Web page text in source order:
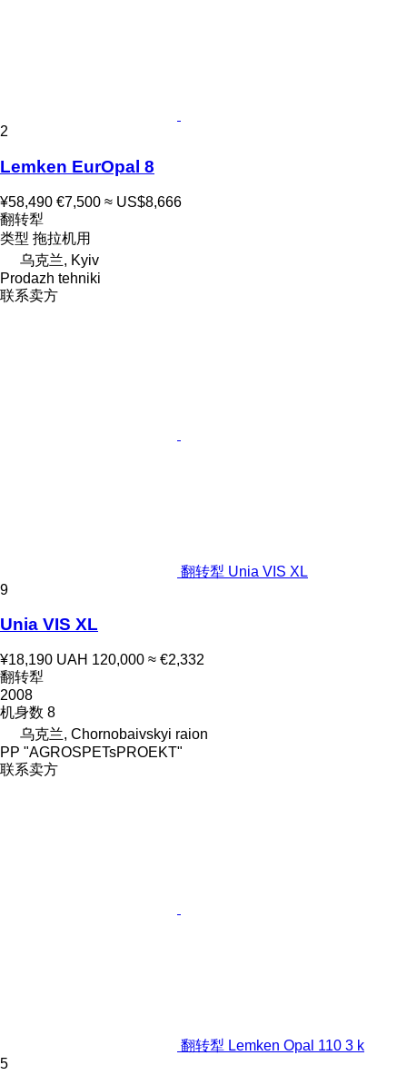
2
Lemken EurOpal 8
¥58,490 €7,500 ≈ US$8,666
翻转犁
类型 拖拉机用
乌克兰, Kyiv
Prodazh tehniki
联系卖方
翻转犁 Unia VIS XL
9
Unia VIS XL
¥18,190 UAH 120,000 ≈ €2,332
翻转犁
2008
机身数 8
乌克兰, Chornobaivskyi raion
PP "AGROSPETsPROEKT"
联系卖方
翻转犁 Lemken Opal 110 3 k
5